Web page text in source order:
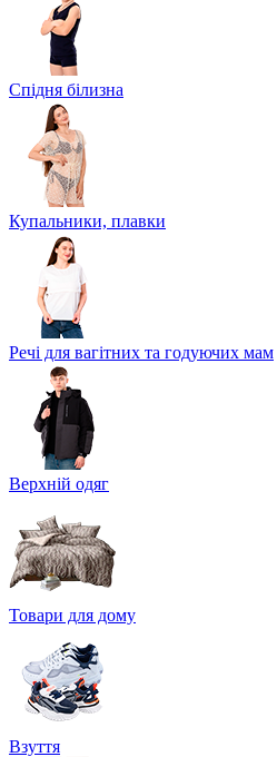
Спідня білизна
Купальники, плавки
Речі для вагітних та годуючих мам
Верхній одяг
Товари для дому
Взуття